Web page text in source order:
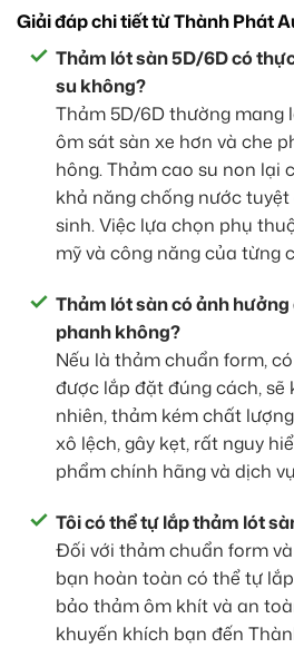
Giải đáp chi tiết từ Thành Phát
Thảm lót sàn 5D/6D có
su không?
Thảm 5D/6D thường mang
ôm sát sàn xe hơn và che
hông. Thảm cao su non lại
khả năng chống nước tuyệt
sinh. Việc lựa chọn phụ
mỹ và công năng của từng
Thảm lót sàn có ảnh
phanh không?
Nếu là thảm chuẩn form,
được lắp đặt đúng cách, sẽ
nhiên, thảm kém chất
xô lệch, gây kẹt, rất nguy
phẩm chính hãng và dịch
Tôi có thể tự lắp thảm lót
Đối với thảm chuẩn form
bạn hoàn toàn có thể tự
bảo thảm ôm khít và an
khuyến khích bạn đến